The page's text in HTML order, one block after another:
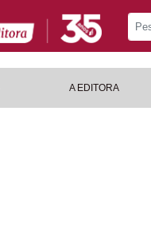
A EDITORA